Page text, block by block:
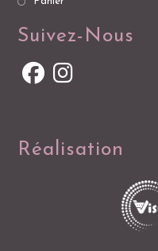
Suivez-Nous
Réalisation